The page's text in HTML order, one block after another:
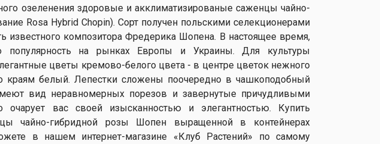
озеленения здоровые и акклиматизированые саженцы чайно-
Rosa Hybrid Chopin). Сорт получен польскими селекционерами
известного композитора Фредерика Шопена. В настоящее время,
популярность на рынках Европы и Украины. Для культуры
цветы кремово-белого цвета - в центре цветок нежного
краям белый. Лепестки сложены поочередно в чашкоподобный
вид неравномерных порезов и завернутые причудливыми
очарует вас своей изысканностью и элегантностью. Купить
чайно-гибридной розы Шопен выращенной в контейнерах
в нашем интернет-магазине «Клуб Растений» по самому